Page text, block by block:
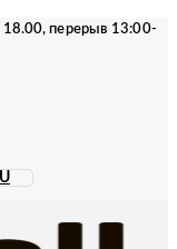
перерыв 13:00-